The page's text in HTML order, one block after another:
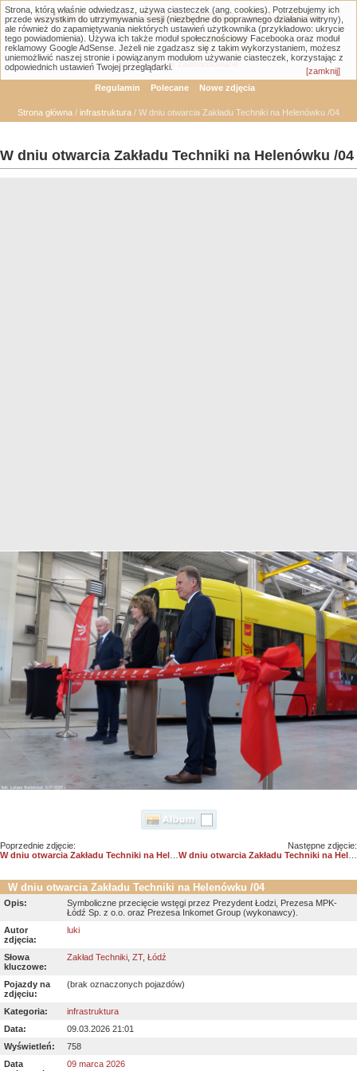
Łódzka Galeria Transportowa - GTLodz.eu
Wyszukiwanie zaawansowane
Regulamin Polecane Nowe zdjęcia
Strona główna / infrastruktura / W dniu otwarcia Zakładu Techniki na Helenówku /04
W dniu otwarcia Zakładu Techniki na Helenówku /04
Poprzednie zdjęcie:
W dniu otwarcia Zakładu Techniki na Helenówku /03
Następne zdjęcie:
W dniu otwarcia Zakładu Techniki na Helenówku /05
W dniu otwarcia Zakładu Techniki na Helenówku /04
Opis:
Symboliczne przecięcie wstęgi przez Prezydent Łodzi, Prezesa MPK-
Łódź Sp. z o.o. oraz Prezesa Inkomet Group (wykonawcy).
Autor
zdjęcia:
luki
Słowa
kluczowe:
Zakład Techniki ZT, Łódź
Pojazdy na
zdjęciu:
(brak oznaczonych pojazdów)
Kategoria:
infrastruktura
Data:
09.03.2026 21:01
Wyświetleń:
758
Data
09 marca 2026
Strona, którą właśnie odwiedzasz, używa ciasteczek (ang. cookies). Potrzebujemy ich
przede wszystkim do utrzymywania sesji (niezbędne do poprawnego działania witryny),
ale również do zapamiętywania niektórych ustawień użytkownika (przykładowo: ukrycie
tego powiadomienia). Używa ich także moduł społecznościowy Facebooka oraz moduł
reklamowy Google AdSense. Jeżeli nie zgadzasz się z takim wykorzystaniem, możesz
uniemożliwić naszej stronie i powiązanym modułom używanie ciasteczek, korzystając z
odpowiednich ustawień Twojej przeglądarki.
[zamknij]